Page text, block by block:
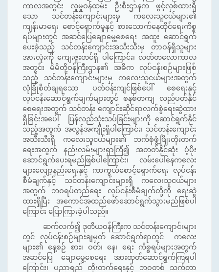
ကာလအတွင်း လူမှုဝန်ထမ်း ဦးစီးဌာနက ဖွင့်လှစ်ထားရှိ
သော သင်တန်းကျောင်းများမှ ကလေးသူငယ်များ၏
ကျန်းမာရေး စောင့်ရှောက်မှုနှင့် စားသောက်နေထိုင်ရေးကိစ္စ
ရပ်များတွင် အဆင်ပြေချောမွေ့စေရေး အထူး ဆောင်ရွက်
ပေးခဲ့သည့် သင်တန်းကျောင်းအသီးသီးမှ တာဝန်ရှိသူများ
အားလုံးကို ကျေးဇူးတင်ရှိ ပါကြောင်း၊ လတ်တလောကာလ
အတွင်း မိမိတို့ဝန်ကြီးဌာန၏ အဓိက လုပ်ငန်းစဉ်များဖြစ်
သည့် သင်တန်းကျောင်းများမှ ကလေးသူငယ်များအတွက်
လုံခြုံစိတ်ချရသော ပတ်ဝန်းကျင်ဖြစ်ပေါ် စေရေးနှင့်
လုပ်ငန်းဆောင်ရွက်ချက်များတွင် စနစ်တကျ လည်ပတ်နိုင်
စေရေးအတွက် သင်တန်း ကျောင်းဆိုင်ရာလက်စွဲရေးဆွဲထား
ရှိခြင်းအပေါ် ပြန်လည်သုံးသပ်ခြင်းများကို ဆောင်ရွက်နိုင်
သည့်အတွက် အလွန်အကျိုးရှိပါကြောင်း၊ သင်တန်းကျောင်း
အသီးသီးရှိ ကလေးသူငယ်များ၏ ဘက်စုံဖွံ့ဖြိုးတိုးတက်
ရေးအတွက် နည်းလမ်းများရှာကြံ၍ အတတ်နိုင်ဆုံး ပံ့ပိုး
ဆောင်ရွက်ပေးရမည်ဖြစ်ပါကြောင်း၊ လမ်းပေါ်နေကလေး
များလျော့နည်းရေးနှင့် ကာကွယ်စောင့်ရှောက်ရေး လုပ်ငန်း
စီမံချက်နှင့် သင်တန်းကျောင်းများရှိ ကလေးသူငယ်များ
အတွက် ဘဝရပ်တည်ရေး လုပ်ငန်းစီမံချက်တို့ကို ရေးဆွဲ
ထားရှိပြီး အကောင်အထည်ဖော်ဆောင်ရွက်သွားမည်ဖြစ်ပါ
ကြောင်း ပြောကြားခဲ့ပါသည်။
ဆက်လက်၍ ဒုတိယဝန်ကြီးက သင်တန်းကျောင်းများ
တွင် လုပ်ငန်းစဉ်များချမှတ် ဆောင်ရွက်ရာတွင် ကလေး
များ၏ နေ့စဉ် စား၊ ဝတ်၊ နေ၊ ရေး ကိစ္စရပ်များအတွက်
အဆင်ပြေ ချောမွေ့စေရေး အားထုတ်ဆောင်ရွက်ကြရပါ
ကြောင်း၊ ပညာရည် တိုးတက်ရေးနှင့် ဘဝတစ် သက်တာ